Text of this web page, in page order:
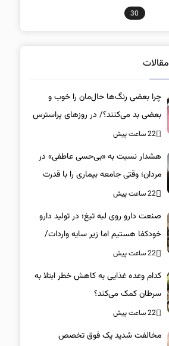
30
چرا بعضی رنگ‌ها حال‌مان را خوب و
بعضی بد می‌کنند؟/ در روزهای پراسترس
این رنگ‌ها را بپوشید
22 ساعت پیش
هشدار نسبت به «بی‌حسی عاطفی» در
مردان؛ وقتی جامعه بیماری را با قدرت
اشتباه می‌گیرد
22 ساعت پیش
صنعت دارو روی لبه تیغ؛ در تولید دارو
خودکفا هستیم اما زیر سایه واردات/
کدام داروها این روزها کمیاب شده‌اند؟/
«کشور سه ماه ذخیره دارویی دارد»
22 ساعت پیش
کدام وعده غذایی به کاهش خطر ابتلا به
سرطان کمک می‌کند؟
22 ساعت پیش
مخالفت شدید یک فوق تخصص